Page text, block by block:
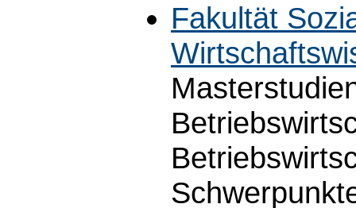
Fakultät